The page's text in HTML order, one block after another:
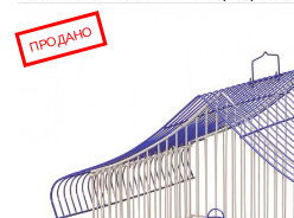
ПРОДАНО